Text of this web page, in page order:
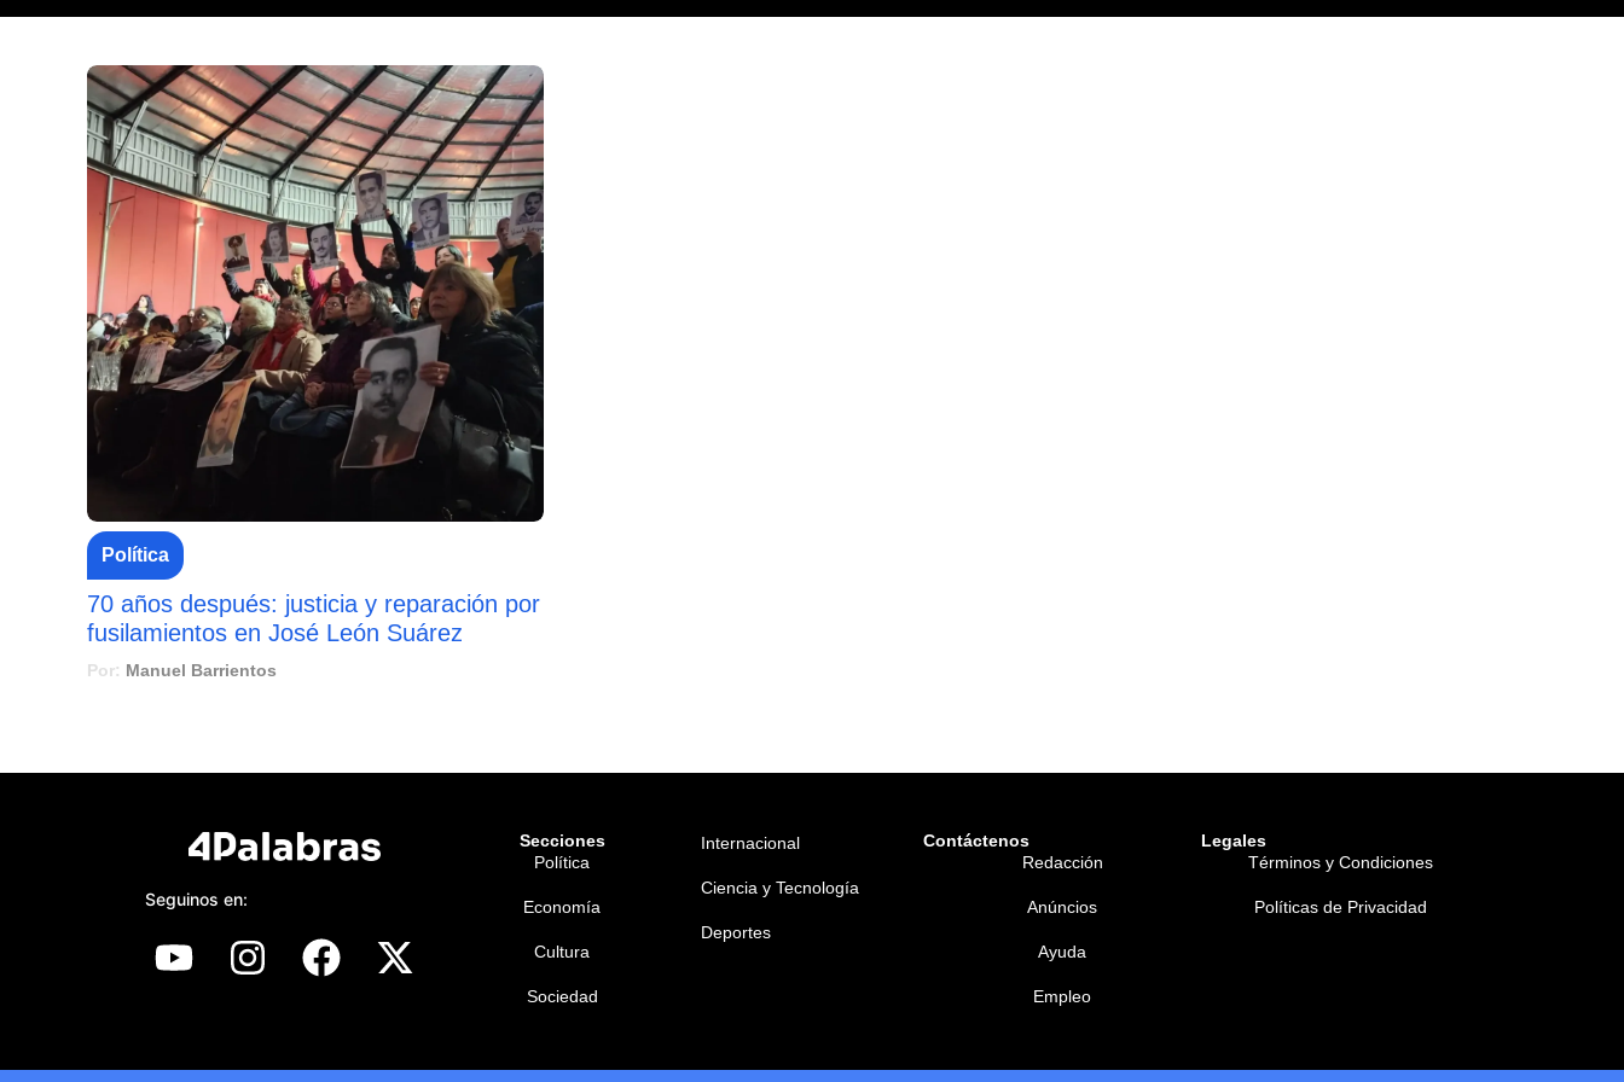
Política
70 años después: justicia y reparación por
fusilamientos en José León Suárez
Por: Manuel Barrientos
Seguinos en:
Secciones
Política
Economía
Cultura
Sociedad
Internacional
Ciencia y Tecnología
Deportes
Contáctenos
Redacción
Anúncios
Ayuda
Empleo
Legales
Términos y Condiciones
Políticas de Privacidad